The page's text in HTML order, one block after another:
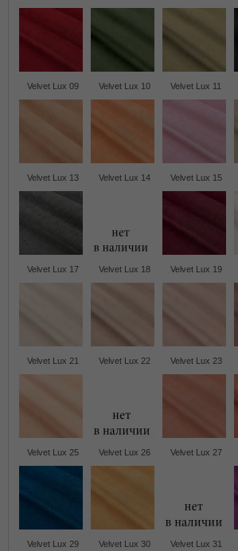
Velvet Lux 09 Velvet Lux 10 Velvet Lux 11
Velvet Lux 13 Velvet Lux 14 Velvet Lux 15
Velvet Lux 17 Velvet Lux 18 Velvet Lux 19
Velvet Lux 21 Velvet Lux 22 Velvet Lux 23
Velvet Lux 25 Velvet Lux 26 Velvet Lux 27
Velvet Lux 29 Velvet Lux 30 Velvet Lux 31